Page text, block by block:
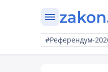
#Референдум-